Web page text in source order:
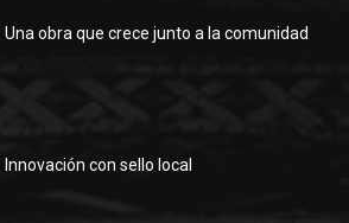
Una obra que crece junto a la comunidad
Innovación con sello local